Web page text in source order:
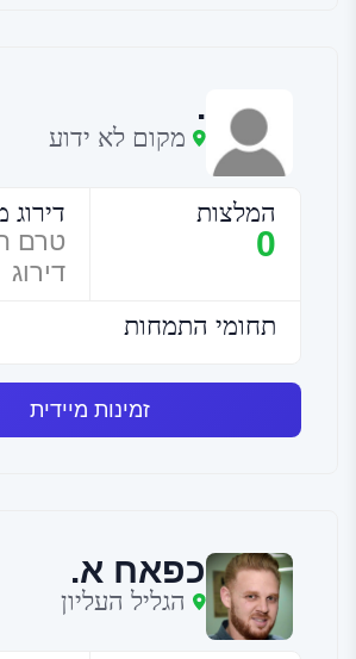
.
מקום לא ידוע
המלצות
0
דירוג
טרם
דירוג
תחומי התמחות
זמינות מיידית
כפאח א.
הגליל העליון